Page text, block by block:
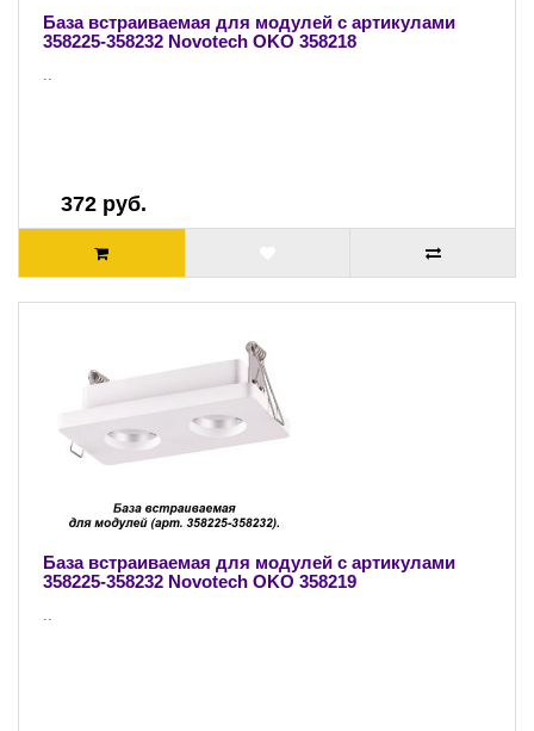
База встраиваемая для модулей с артикулами
358225-358232 Novotech OKO 358218
..
372 руб.
База встраиваемая для модулей с артикулами
358225-358232 Novotech OKO 358219
..